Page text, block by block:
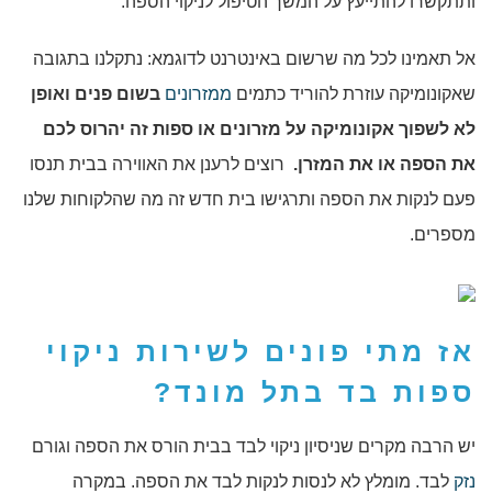
אל תאמינו לכל מה שרשום באינטרנט לדוגמא: נתקלנו בתגובה
שאקונומיקה עוזרת להוריד כתמים ממזרונים בשום פנים ואופן
לא לשפוך אקונומיקה על מזרונים או ספות זה יהרוס לכם
את הספה או את המזרן. רוצים לרענן את האווירה בבית תנסו
פעם לנקות את הספה ותרגישו בית חדש זה מה שהלקוחות שלנו
מספרים.
אז מתי פונים לשירות
ניקוי
ספות בד בתל מונד?
יש הרבה מקרים שניסיון ניקוי לבד בבית הורס את הספה וגורם
נזק לבד. מומלץ לא לנסות לנקות לבד את הספה. במקרה